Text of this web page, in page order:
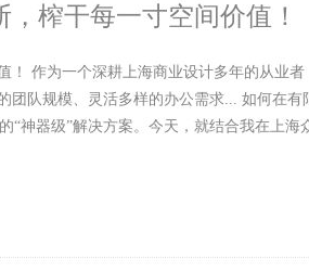
，榨干每一寸空间价值！
！ 作为一个深耕上海商业设计多年的从业者
团队规模、灵活多样的办公需求... 如何在有
“神器级”解决方案。今天，就结合我在上海